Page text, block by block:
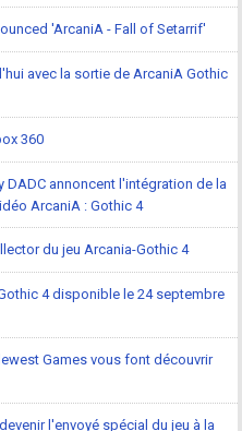
'ArcaniA - Fall of Setarrif'
avec la sortie de ArcaniA Gothic
360
DADC annoncent l'intégration de la
ArcaniA : Gothic 4
du jeu Arcania-Gothic 4
4 disponible le 24 septembre
Games vous font découvrir
l'envoyé spécial du jeu à la